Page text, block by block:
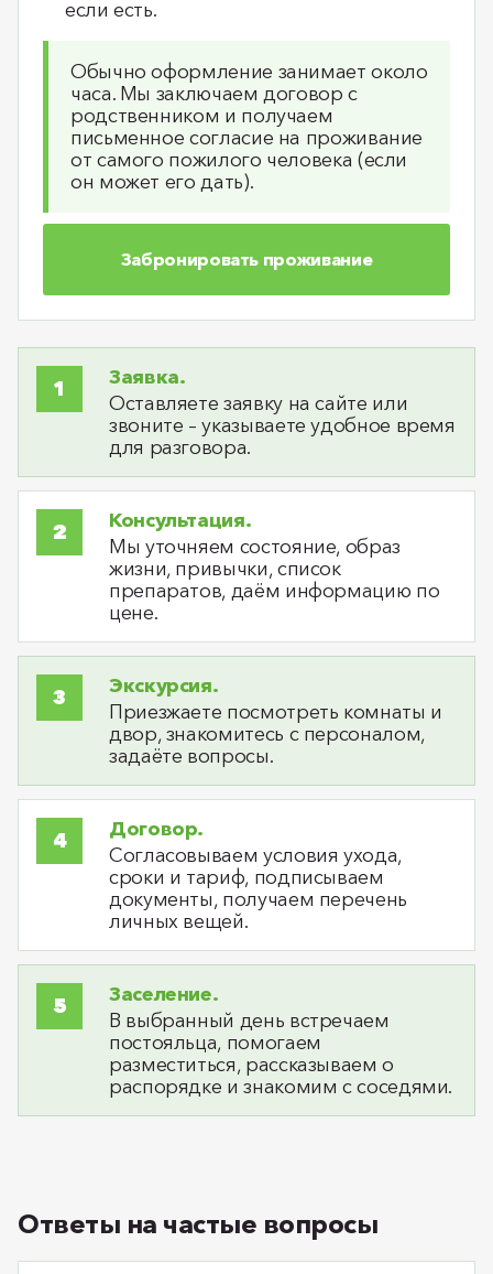
если есть.
Обычно оформление занимает около
часа. Мы заключаем договор с
родственником и получаем
письменное согласие на проживание
от самого пожилого человека (если
он может его дать).
Забронировать проживание
Заявка.
Оставляете заявку на сайте или
звоните – указываете удобное время
для разговора.
Консультация.
Мы уточняем состояние, образ
жизни, привычки, список
препаратов, даём информацию по
цене.
Экскурсия.
Приезжаете посмотреть комнаты и
двор, знакомитесь с персоналом,
задаёте вопросы.
Договор.
Согласовываем условия ухода,
сроки и тариф, подписываем
документы, получаем перечень
личных вещей.
Заселение.
В выбранный день встречаем
постояльца, помогаем
разместиться, рассказываем о
распорядке и знакомим с соседями.
Ответы на частые вопросы